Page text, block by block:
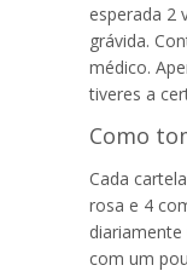
esperada 2
grávida.
médico.
tiveres a
Como
Cada
rosa e 4
com um